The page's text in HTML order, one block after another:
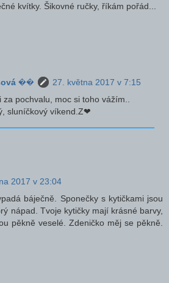
kvítky. Šikovné ručky, říkám pořád...
��
27. května 2017 v 7:15
pochvalu, moc si toho vážím..
sluníčkový víkend.Z❤
2017 v 23:04
báječně. Sponečky s kytičkami jsou
nápad. Tvoje kytičky mají krásné barvy,
pěkně veselé. Zdeničko měj se pěkně.